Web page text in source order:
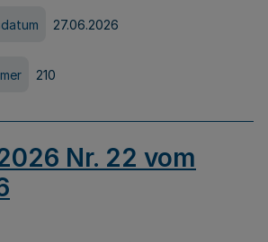
27.06.2026
210
Nr. 22 vom